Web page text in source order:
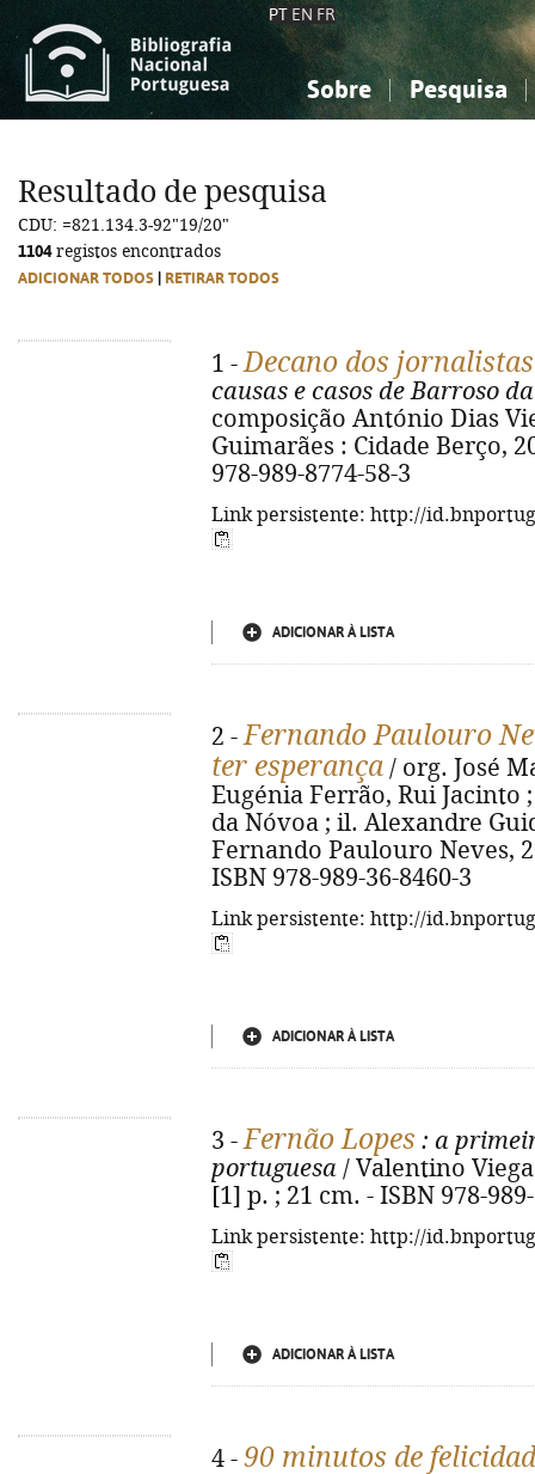
PT EN FR
Sobre Pesquisa
Ciências sociais...
Ciências sociais...
Resultado de pesquisa
CDU: =821.134.3-92"19/20"
1104registos encontrados
ADICIONAR TODOS RETIRAR TODOS
1 -Decano dos
causas e casos de Barroso
composição António Dias
Guimarães : Cidade Berço,
978-989-8774-58-3
Link persistente: http://
ADICIONAR À LISTA
2 -Fernando Paulouro
ter esperança / org. José
Eugénia Ferrão, Rui
da Nóvoa ; il. Alexandre
Fernando Paulouro Neves,
ISBN 978-989-36-8460-3
Link persistente: http://
ADICIONAR À LISTA
3 -Fernão Lopes : a
portuguesa / Valentino
[1] p. ; 21 cm. - ISBN 978-
Link persistente: http://
ADICIONAR À LISTA
4 - 90 minutos de